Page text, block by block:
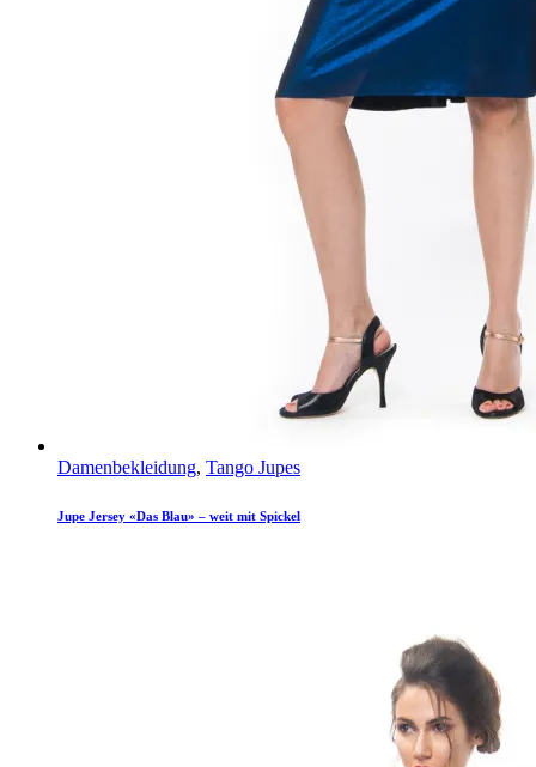
Damenbekleidung, Tango Jupes
Jupe Jersey «Das Blau» – weit mit Spickel